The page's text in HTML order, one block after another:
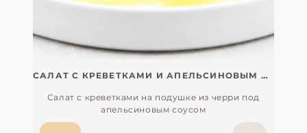
САЛАТ С КРЕВЕТКАМИ И АПЕЛЬСИНОВЫМ СОУСОМ
Салат с креветками на подушке из черри под
апельсиновым соусом